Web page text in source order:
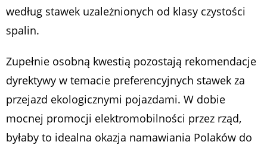
według stawek uzależnionych od klasy czystości
spalin.
Zupełnie osobną kwestią pozostają rekomendacje
dyrektywy w temacie preferencyjnych stawek za
przejazd ekologicznymi pojazdami. W dobie
mocnej promocji elektromobilności przez rząd,
byłaby to idealna okazja namawiania Polaków do